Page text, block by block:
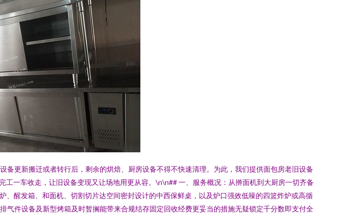
更新搬迁或者转行后，剩余的烘焙、厨房设备不得不快速清理。为此，我们提供面包房老旧设备
一车收走，让旧设备变现又让场地用更从容。\n\n## 一、服务概况：从擀面机到大厨房一切齐备
醒发箱、和面机、切割切片达空间密封设计的中西保鲜桌，以及炉口强效低噪的四篮炸炉或高循
件设备及新型烤箱及时暂搁能带来合规结存固定回收经费更妥当的措施无疑锁定千分数即支付全